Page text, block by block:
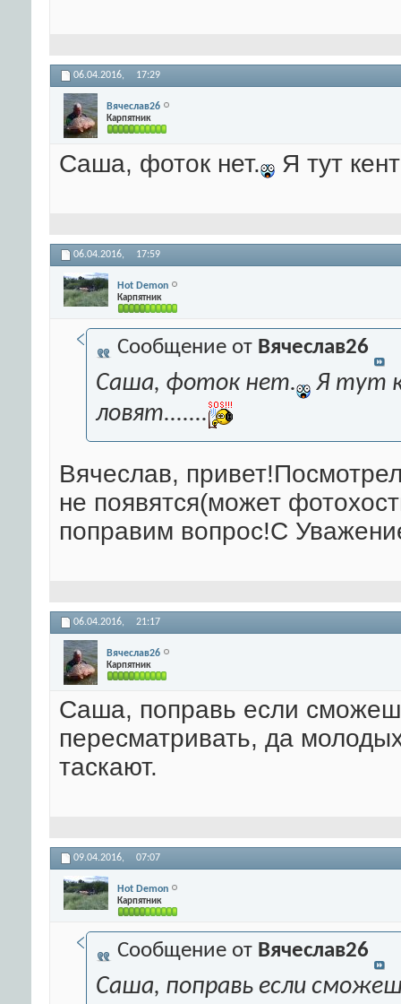
06.04.2016, 17:29
Вячеслав26
Карпятник
Саша, фоток нет. Я тут
06.04.2016, 17:59
Hot Demon
Карпятник
Сообщение от Вячеслав26
Саша, фоток нет.
Я тут
ловят.......
Вячеслав,
не появятся(может
поправим вопрос!С
06.04.2016, 21:17
Вячеслав26
Карпятник
Саша, поправь если
пересматривать, да
таскают.
09.04.2016, 07:07
Hot Demon
Карпятник
Сообщение от Вячеслав26
Саша, поправь если